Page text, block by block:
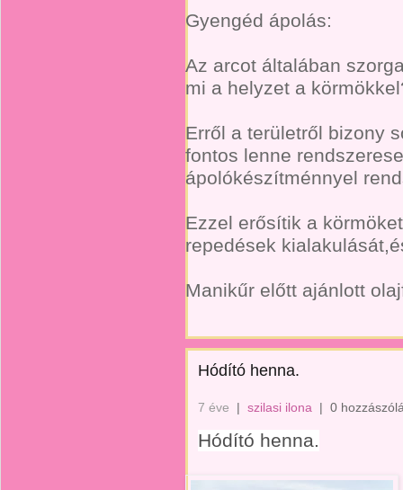
Gyengéd ápolás:
Az arcot általában
mi a helyzet a
Erről a területről bizony
fontos lenne
ápolókészítménnyel
Ezzel erősítik a
repedések
Manikűr előtt ajánlott
Hódító henna.
7 éve | szilasi ilona | 0
Hódító henna.